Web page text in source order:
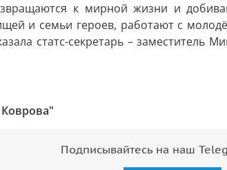
к мирной жизни и
и семьи героев, работают с
статс-секретарь –
Подписывайтесь на наш